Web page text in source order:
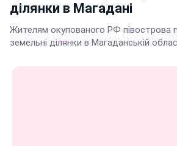
ділянки в Магадані
Жителям окупованого РФ півострова
земельні ділянки в Магаданській